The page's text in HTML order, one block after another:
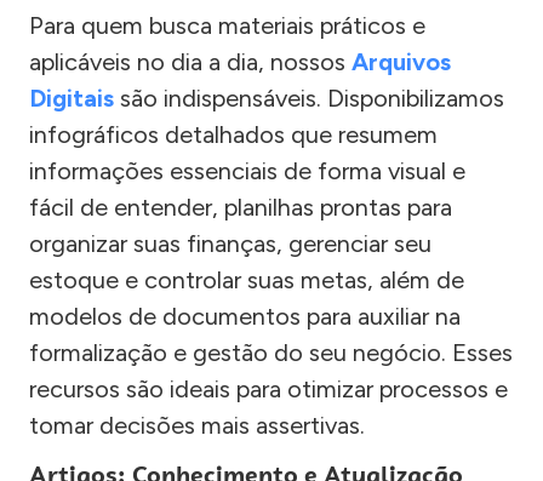
Para quem busca materiais práticos e
aplicáveis no dia a dia, nossos Arquivos
Digitais são indispensáveis. Disponibilizamos
infográficos detalhados que resumem
informações essenciais de forma visual e
fácil de entender, planilhas prontas para
organizar suas finanças, gerenciar seu
estoque e controlar suas metas, além de
modelos de documentos para auxiliar na
formalização e gestão do seu negócio. Esses
recursos são ideais para otimizar processos e
tomar decisões mais assertivas.